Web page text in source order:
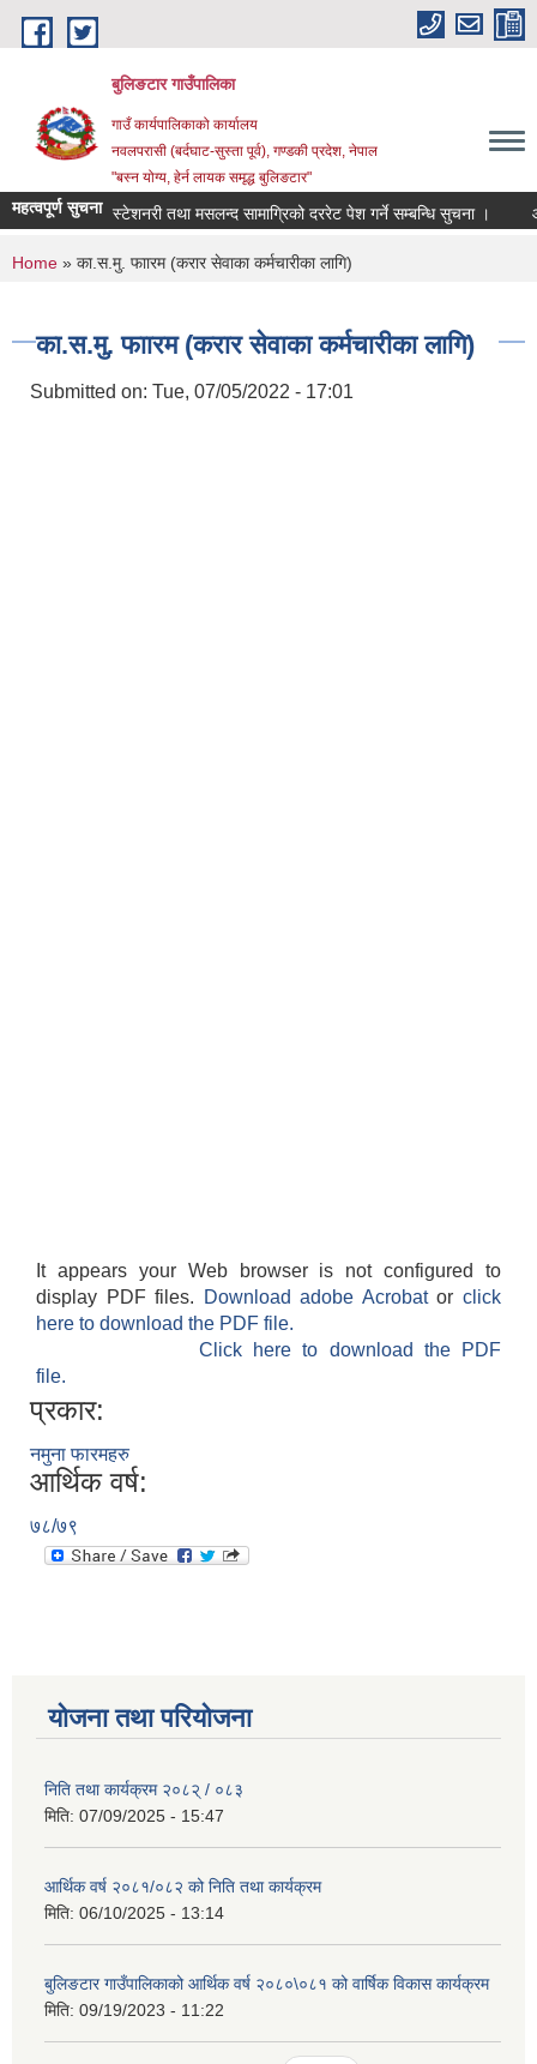
Skip to main content
बुलिङटार गाउँपालिका
गाउँ कार्यपालिकाको कार्यालय
नवलपरासी (बर्दघाट-सुस्ता पूर्व), गण्डकी प्रदेश, नेपाल
"बस्न योग्य, हेर्न लायक समृद्ध बुलिङटार"
महत्वपूर्ण सुचनास्टेशनरी तथा मसलन्द सामाग्रिको दररेट पेश गर्ने सम्बन्धि सुचना ।
You are here
Home » का.स.मु. फाारम (करार सेवाका कर्मचारीका लागि)
का.स.मु. फाारम (करार सेवाका कर्मचारीका लागि)
Submitted on: Tue, 07/05/2022 - 17:01
It appears your Web browser is not configured to
display PDF files.
Download adobe Acrobatorclick
here to download the PDF file.
Click here to download the PDF
file.
प्रकार:
नमुना फारमहरु
आर्थिक वर्ष:
७८/७९
योजना तथा परियोजना
निति तथा कार्यक्रम २०८२् / ०८३
मिति: 07/09/2025 - 15:47
आर्थिक वर्ष २०८१/०८२ को निति तथा कार्यक्रम
मिति: 06/10/2025 - 13:14
बुलिङटार गाउँपालिकाको आर्थिक वर्ष २०८०\०८१ को वार्षिक विकास कार्यक्रम
मिति: 09/19/2023 - 11:22